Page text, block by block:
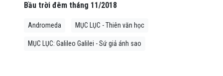
Bầu trời đêm tháng 11/2018
Andromeda MỤC LỤC - Thiên văn học
MỤC LỤC: Galileo Galilei - Sứ giả ánh sao